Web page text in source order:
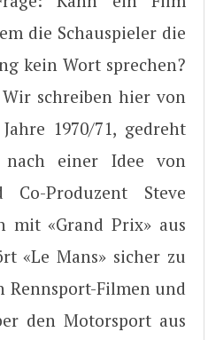
die Schauspieler die
kein Wort sprechen?
schreiben hier von
1970/71, gedreht
einer Idee von
Co-Produzent Steve
mit «Grand Prix» aus
«Le Mans» sicher zu
Rennsport-Filmen und
den Motorsport aus